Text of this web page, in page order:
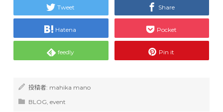
Tweet Share
Hatena Pocket
feedly Pin it
投稿者: mahika mano
BLOG ,event